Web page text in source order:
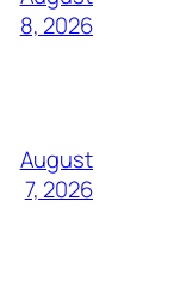
8, 2026
August
7, 2026